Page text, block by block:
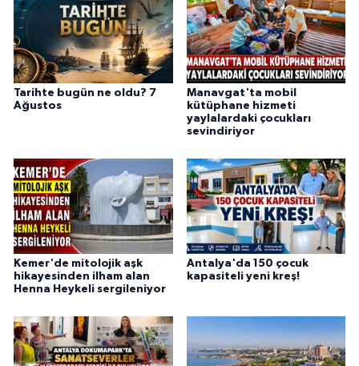
Tarihte bugün ne oldu? 7
Ağustos
Manavgat'ta mobil
kütüphane hizmeti
yaylalardaki çocukları
sevindiriyor
Kemer'de mitolojik aşk
hikayesinden ilham alan
Henna Heykeli sergileniyor
Antalya'da 150 çocuk
kapasiteli yeni kreş!